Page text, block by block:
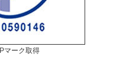
Pマーク取得